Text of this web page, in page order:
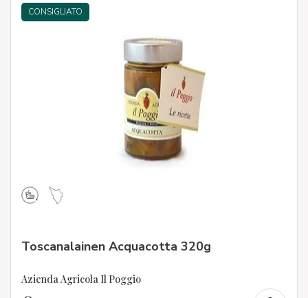
CONSIGLIATO
Toscanalainen Acquacotta 320g
Azienda Agricola Il Poggio